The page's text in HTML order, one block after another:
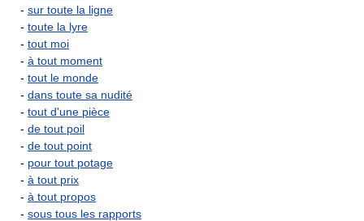
- sur toute la ligne
- toute la lyre
- tout moi
- à tout moment
- tout le monde
- dans toute sa nudité
- tout d'une pièce
- de tout poil
- de tout point
- pour tout potage
- à tout prix
- à tout propos
- sous tous les rapports